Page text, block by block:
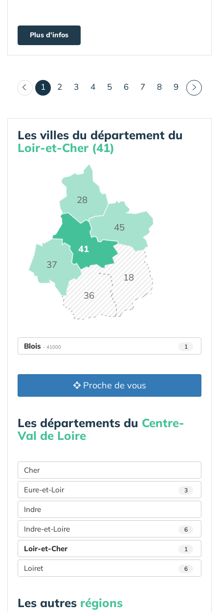
Plus d'infos
1 (courant)
2 3 4 5 6 7 8 9
Les villes du département du
Loir-et-Cher (41)
18
28
36
37
41
45
Blois - 41000 1
Proche de vous
Les départements du Centre-
Val de Loire
Cher
Eure-et-Loir 3
Indre
Indre-et-Loire 6
Loir-et-Cher 1
Loiret 6
Les autres régions